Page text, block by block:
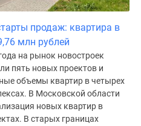
продаж: квартира в
млн рублей
на рынок новостроек
пять новых проектов и
объемы квартир в четырех
В Московской области
новых квартир в
В старых границах